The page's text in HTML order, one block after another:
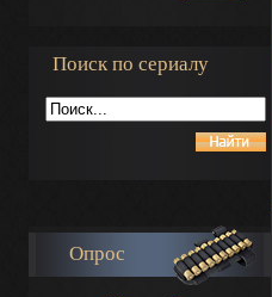
Поиск по сериалу
Опрос